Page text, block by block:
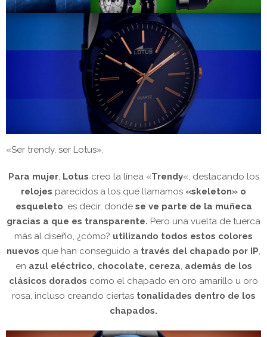
«Ser trendy, ser Lotus».
Para mujer, Lotus creo la línea «Trendy«, destacando los
relojes parecidos a los que llamamos «skeleton» o
esqueleto, es decir, donde se ve parte de la muñeca
gracias a que es transparente. Pero una vuelta de tuerca
más al diseño, ¿cómo? utilizando todos estos colores
nuevos que han conseguido a través del chapado por IP,
en azul eléctrico, chocolate, cereza, además de los
clásicos dorados como el chapado en oro amarillo u oro
rosa, incluso creando ciertas tonalidades dentro de los
chapados.